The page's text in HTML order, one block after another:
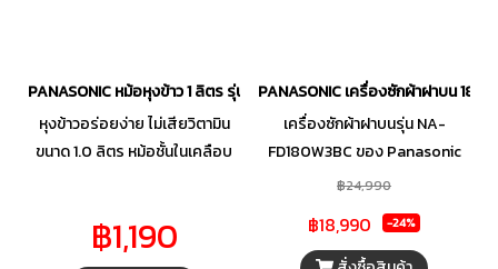
PANASONIC หม้อหุงข้าว 1 ลิตร รุ่น SR-JN105SSN
หุงข้าวอร่อยง่าย ไม่เสียวิตามิน
ขนาด 1.0 ลิตร หม้อชั้นในเคลือบ
หม้อบุรังผึ้งหนา 1.5 มม. ช่วยใน
การนำความร้อน
฿1,190
PANASONIC เครื่องซักผ้าฝาบน 18
เครื่องซักผ้าฝาบนรุ่น NA-
FD180W3BC ของ Panasonic
ถูกออกแบบมาเพื่อรองรับความ
ด้วยความจุซักถึง 18 กิโลกรัม
พร้อมเทคโนโลยีและฟังก์ชันล้ำ
฿24,990
฿18,990 -24%